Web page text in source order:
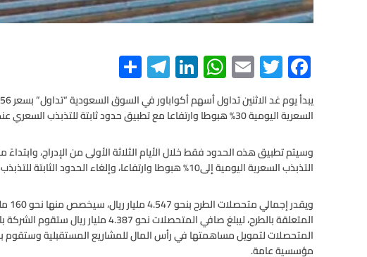
F
ac
e
b
o
o
k
T
wi
tt
er
E
m
ail
W
h
at
s
A
p
p
Li
n
ke
n
Te
le
gr
a
m
S
h
ar
e
السعرية اليومية 30% هبوطا وارتفاعا مع تطبيق حدود ثابتة للتذبذب السعري عند 10% هبوطا وارتفاعا.
وسيتم تطبيق هذه الحدود فقط خلال الأيام الثلاثة الأولى من الإدراج،
التذبذب السعرية اليومية إلى10% هبوطا وارتفاعا، وإلغاء الحدود الثابتة للتذبذب السعري.
مؤسسية عامة.